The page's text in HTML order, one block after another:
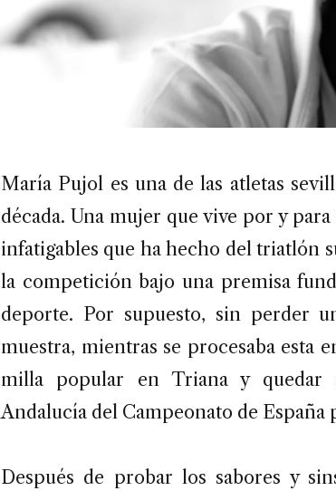
María Pujol es una de las atletas
década. Una mujer que vive por y
infatigables que ha hecho del triatlón
la competición bajo una premisa
deporte. Por supuesto, sin perder
muestra, mientras se procesaba esta
milla popular en Triana y quedar
Andalucía del Campeonato de España
Después de probar los sabores y